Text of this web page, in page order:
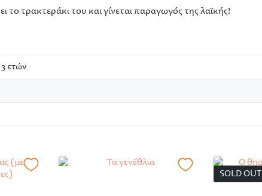
τρακτεράκι του και γίνεται παραγωγός της λαϊκής!
ετών
SOLD OUT